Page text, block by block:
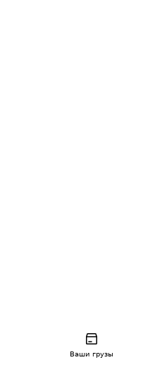
Ваши грузы